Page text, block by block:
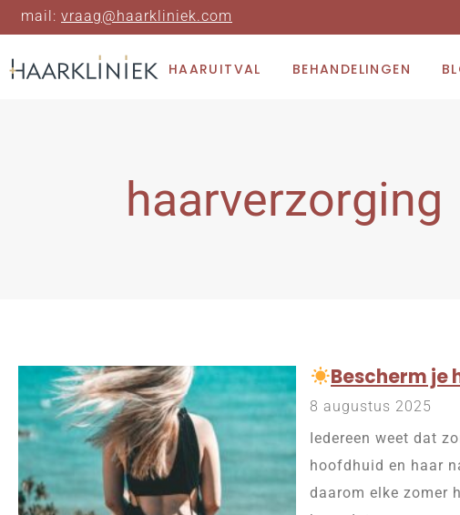
mail: vraag@haarkliniek.com
HAARUITVAL BEHANDELINGEN
haarverzorging
Bescherm je
8 augustus 2025
Iedereen weet dat
hoofdhuid en haar
daarom elke zomer